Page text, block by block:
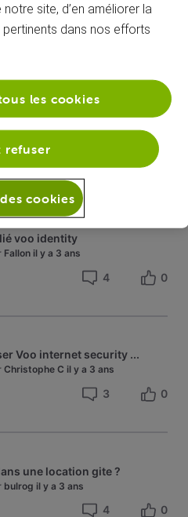
KABIL il y a 2 ans
7
Internet Security+
voo identity
Fallon il y a 3 ans
4 0
Voo internet security ...
Christophe C il y a 3 ans
3 0
une location gite ?
bulrog il y a 3 ans
4 0
notre site, d’en améliorer la
pertinents dans nos efforts
refuser
les cookies
cookies